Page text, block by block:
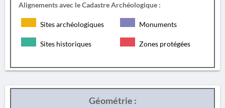
Alignements avec le Cadastre Archéologique :
Sites archéologiques Monuments
Sites historiques Zones protégées
Géométrie :